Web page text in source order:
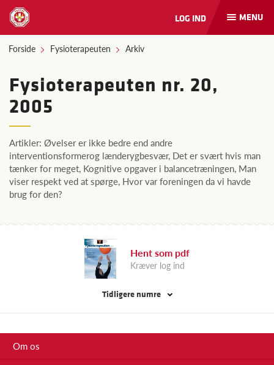
Åbn
og
MENU
LOG IND
Forside Fysioterapeuten Arkiv
Fysioterapeuten nr. 20,
2005
Artikler: Øvelser er ikke bedre end andre
interventionsformerog lænderygbesvær, Det er svært hvis man
tænker for meget, Kognitive opgaver i balancetræningen, Man
viser respekt ved at spørge, Hvor var foreningen da vi havde
brug for den?
Hent som pdf
Kræver log ind
Tidligere numre
Om os